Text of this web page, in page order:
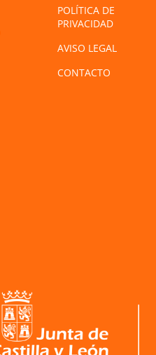
POLÍTICA DE
PRIVACIDAD
AVISO LEGAL
CONTACTO